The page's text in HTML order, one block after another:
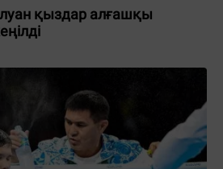
қыздар алғашқы